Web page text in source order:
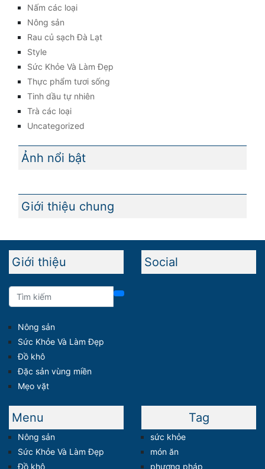
Nấm các loại
Nông sản
Rau củ sạch Đà Lạt
Style
Sức Khỏe Và Làm Đẹp
Thực phẩm tươi sống
Tinh dầu tự nhiên
Trà các loại
Uncategorized
Ảnh nổi bật
Giới thiệu chung
Giới thiệu
Nông sản
Sức Khỏe Và Làm Đẹp
Đồ khô
Đặc sản vùng miền
Mẹo vặt
Social
Menu
Nông sản
Sức Khỏe Và Làm Đẹp
Đồ khô
Tag
sức khỏe
món ăn
phương pháp